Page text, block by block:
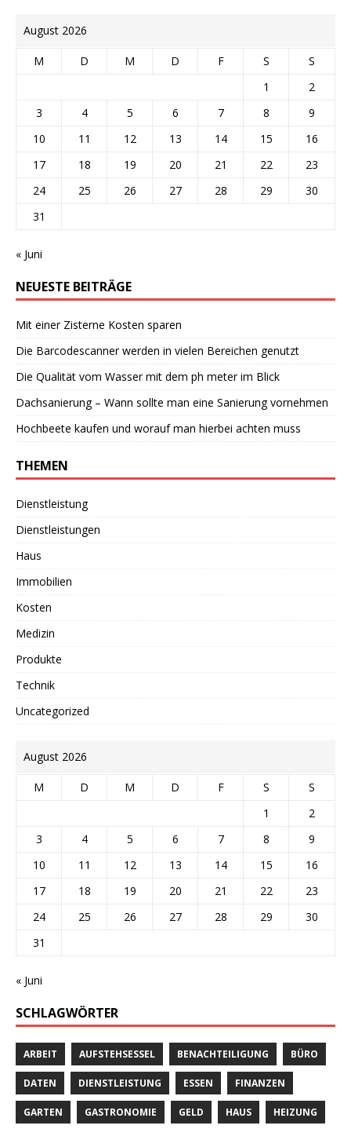
August 2026
M D M D F S
S
1
2
3
4 5 6 7 8
9
10
11 12 13 14 15
16
17
18 19 20 21 22
23
24
25 26 27 28 29
30
31
« Juni
NEUESTE BEITRÄGE
Mit einer Zisterne Kosten sparen
Die Barcodescanner werden in vielen Bereichen genutzt
Die Qualität vom Wasser mit dem ph meter im Blick
Dachsanierung – Wann sollte man eine Sanierung vornehmen
Hochbeete kaufen und worauf man hierbei achten muss
THEMEN
Dienstleistung
Dienstleistungen
Haus
Immobilien
Kosten
Medizin
Produkte
Technik
Uncategorized
August 2026
M D M D F S
S
1
2
3
4 5 6 7 8
9
10
11 12 13 14 15
16
17
18 19 20 21 22
23
24
25 26 27 28 29
30
31
« Juni
SCHLAGWÖRTER
ARBEIT AUFSTEHSESSEL BENACHTEILIGUNG BÜRO
DATEN DIENSTLEISTUNG ESSEN FINANZEN
GARTEN GASTRONOMIE GELD HAUS HEIZUNG